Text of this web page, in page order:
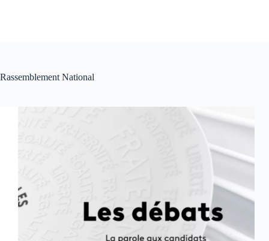
Rassemblement National